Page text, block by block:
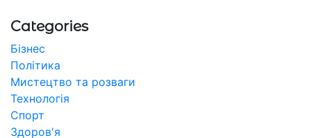
Categories
Бізнес
Політика
Мистецтво та розваги
Технологія
Спорт
Здоров'я